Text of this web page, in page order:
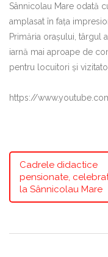
Sânnicolau Mare odată
amplasat în fața
Primăria orașului, târgul
iarnă mai aproape de
pentru locuitori și
https://
Cadrele didactice
pensionate,
la Sânnicolau Mare